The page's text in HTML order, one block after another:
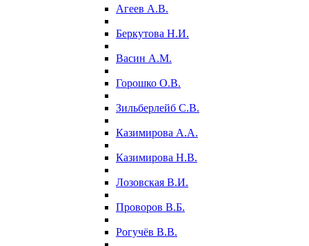
Агеев А.В.
Беркутова Н.И.
Васин А.М.
Горошко О.В.
Зильберлейб С.В.
Казимирова А.А.
Казимирова Н.В.
Лозовская В.И.
Проворов В.Б.
Рогучёв В.В.